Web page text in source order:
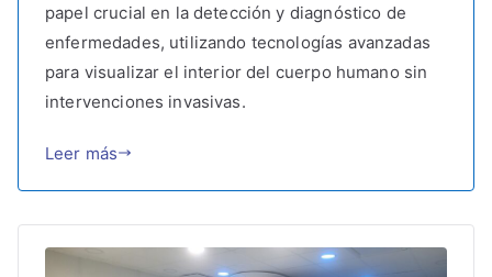
papel crucial en la detección y diagnóstico de
enfermedades, utilizando tecnologías avanzadas
para visualizar el interior del cuerpo humano sin
intervenciones invasivas.
Leer más